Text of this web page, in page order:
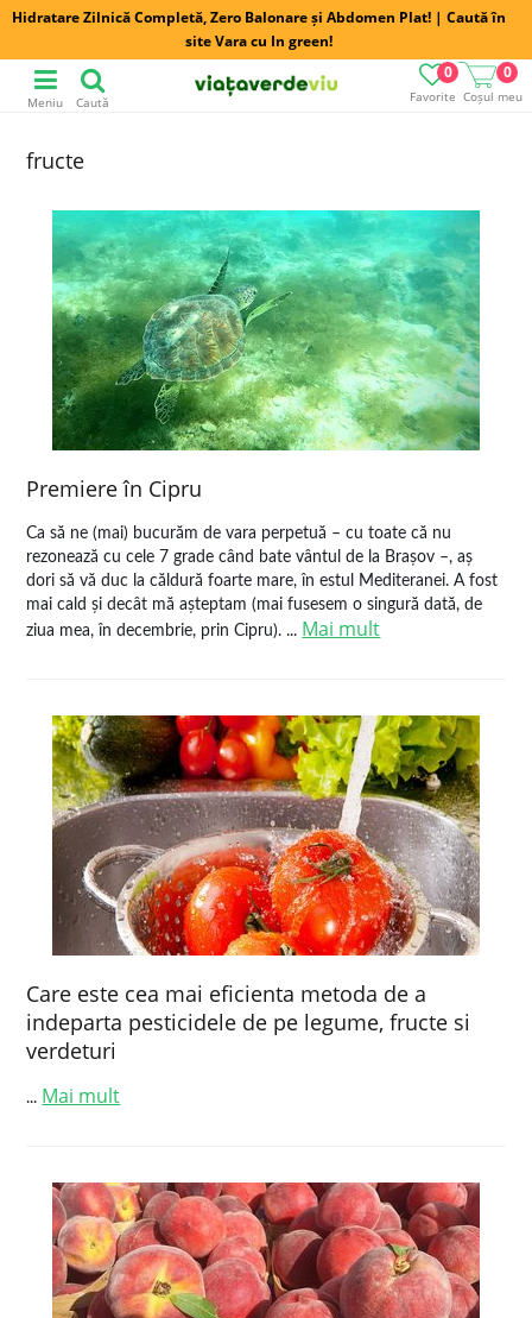
Hidratare Zilnică Completă, Zero Balonare și Abdomen Plat! | Caută în
site Vara cu In green!
Favorite
0
Coșul meu
0
Meniu Caută
fructe
Premiere în Cipru
Ca să ne (mai) bucurăm de vara perpetuă – cu toate că nu
rezonează cu cele 7 grade când bate vântul de la Brașov –, aș
dori să vă duc la căldură foarte mare, în estul Mediteranei. A fost
mai cald și decât mă așteptam (mai fusesem o singură dată, de
ziua mea, în decembrie, prin Cipru). ... Mai mult
Care este cea mai eficienta metoda de a
indeparta pesticidele de pe legume, fructe si
verdeturi
... Mai mult